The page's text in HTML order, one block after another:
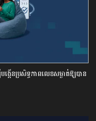
កើនប្រសិទ្ធភាពលេខសម្ងាត់ឱ្យបាន